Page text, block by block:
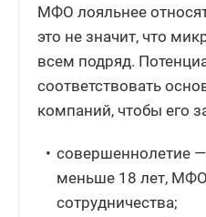
МФО лояльнее
это не значит, что
всем подряд.
соответствовать
компаний, чтобы его
совершеннолетие
меньше 18 лет, МФО
сотрудничества;